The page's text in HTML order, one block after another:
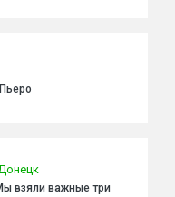
взяли важные три